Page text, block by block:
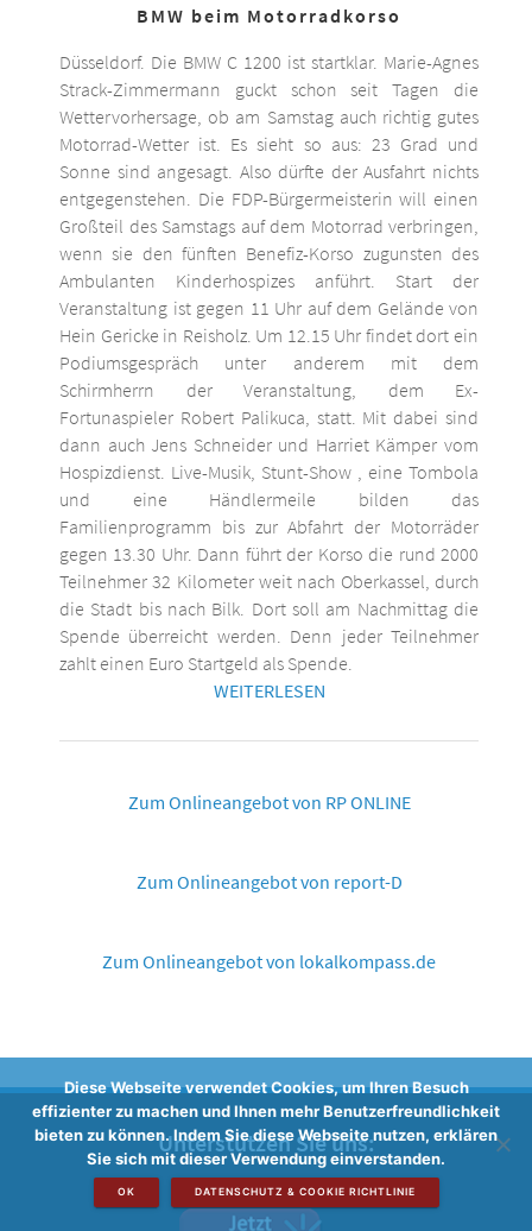
BMW beim Motorradkorso
Düsseldorf. Die BMW C 1200 ist startklar. Marie-Agnes
Strack-Zimmermann guckt schon seit Tagen die
Wettervorhersage, ob am Samstag auch richtig gutes
Motorrad-Wetter ist. Es sieht so aus: 23 Grad und
Sonne sind angesagt. Also dürfte der Ausfahrt nichts
entgegenstehen. Die FDP-Bürgermeisterin will einen
Großteil des Samstags auf dem Motorrad verbringen,
wenn sie den fünften Benefiz-Korso zugunsten des
Ambulanten Kinderhospizes anführt. Start der
Veranstaltung ist gegen 11 Uhr auf dem Gelände von
Hein Gericke in Reisholz. Um 12.15 Uhr findet dort ein
Podiumsgespräch unter anderem mit dem
Schirmherrn der Veranstaltung, dem Ex-
Fortunaspieler Robert Palikuca, statt. Mit dabei sind
dann auch Jens Schneider und Harriet Kämper vom
Hospizdienst. Live-Musik, Stunt-Show , eine Tombola
und eine Händlermeile bilden das
Familienprogramm bis zur Abfahrt der Motorräder
gegen 13.30 Uhr. Dann führt der Korso die rund 2000
Teilnehmer 32 Kilometer weit nach Oberkassel, durch
die Stadt bis nach Bilk. Dort soll am Nachmittag die
Spende überreicht werden. Denn jeder Teilnehmer
zahlt einen Euro Startgeld als Spende.
WEITERLESEN
Zum Onlineangebot von RP ONLINE
Zum Onlineangebot von report-D
Zum Onlineangebot von lokalkompass.de
Unterstützen Sie uns:
Diese Webseite verwendet Cookies, um Ihren Besuch
effizienter zu machen und Ihnen mehr Benutzerfreundlichkeit
bieten zu können. Indem Sie diese Webseite nutzen, erklären
Sie sich mit dieser Verwendung einverstanden.
OK DATENSCHUTZ & COOKIE RICHTLINIE